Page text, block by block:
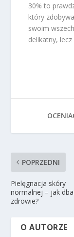
30% to
który
swoim
delikatny, lecz
POPRZEDNI
Pielęgnacja skóry
normalnej – jak
zdrowie?
O AUTORZE